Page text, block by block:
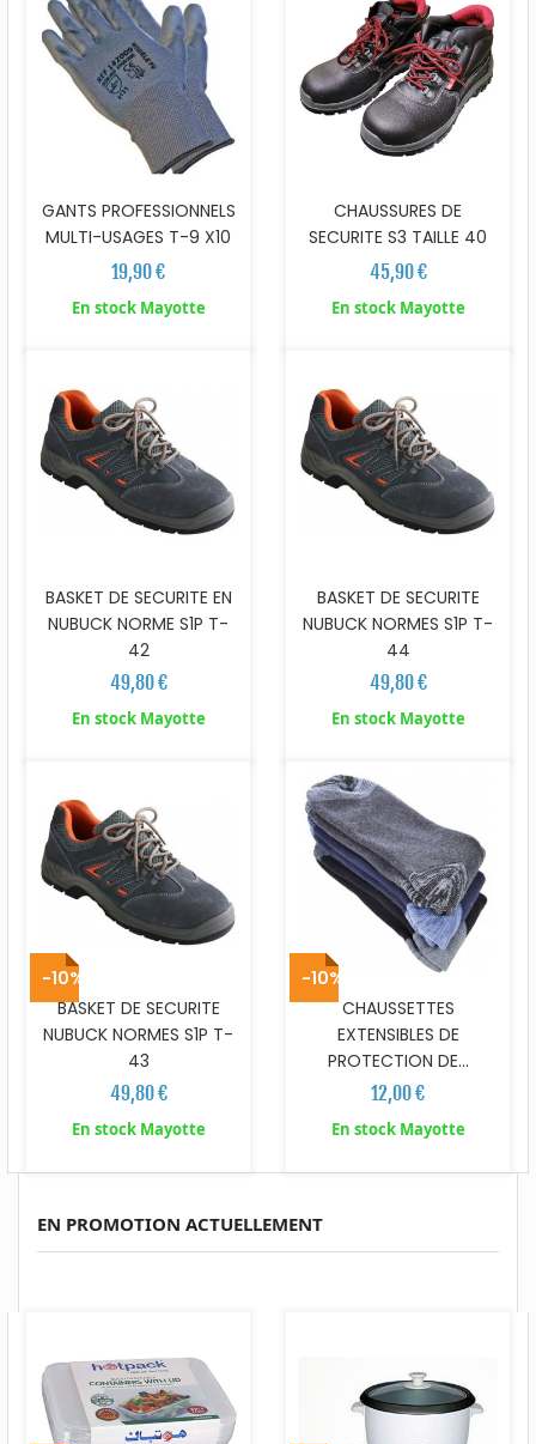
GANTS PROFESSIONNELS
MULTI-USAGES T-9 X10
19,90 €
En stock Mayotte
CHAUSSURES DE
SECURITE S3 TAILLE 40
45,90 €
En stock Mayotte
BASKET DE SECURITE EN
NUBUCK NORME S1P T-
42
49,80 €
En stock Mayotte
BASKET DE SECURITE
NUBUCK NORMES S1P T-
44
49,80 €
En stock Mayotte
BASKET DE SECURITE
NUBUCK NORMES S1P T-
43
49,80 €
En stock Mayotte
CHAUSSETTES
EXTENSIBLES DE
PROTECTION DE...
12,00 €
En stock Mayotte
EN PROMOTION ACTUELLEMENT
-10% -10%